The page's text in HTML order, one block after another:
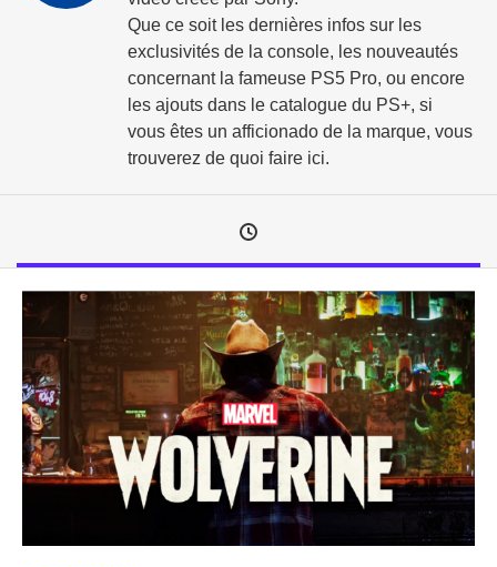
Que ce soit les dernières infos sur les
exclusivités de la console, les nouveautés
concernant la fameuse PS5 Pro, ou encore
les ajouts dans le catalogue du PS+, si
vous êtes un afficionado de la marque, vous
trouverez de quoi faire ici.